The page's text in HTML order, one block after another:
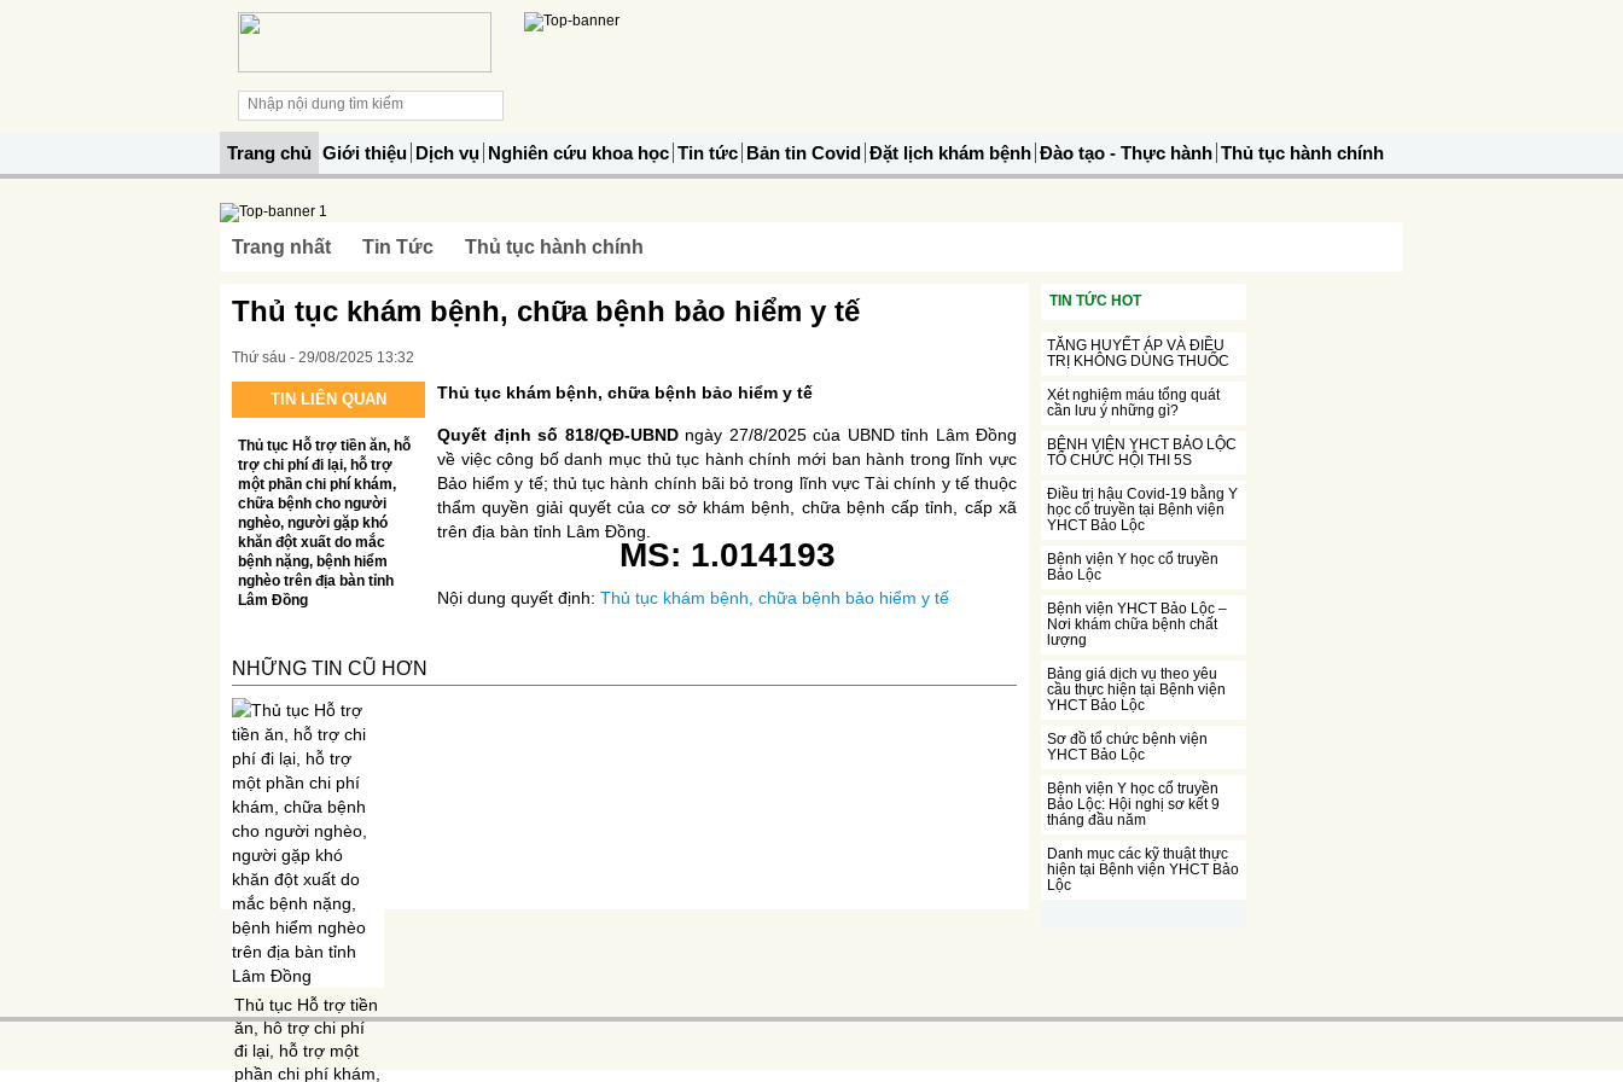
Trang chủ Giới thiệu Dịch vụ Nghiên cứu khoa học Tin tức Bản tin Covid Đặt lịch khám bệnh Đào tạo - Thực hành Thủ tục hành chính
Trang nhất Tin Tức Thủ tục hành chính
Thủ tục khám bệnh, chữa bệnh bảo hiểm y tế
Thứ sáu - 29/08/2025 13:32
TIN LIÊN QUAN
Thủ tục Hỗ trợ tiền ăn, hỗ
trợ chi phí đi lại, hỗ trợ
một phần chi phí khám,
chữa bệnh cho người
nghèo, người gặp khó
khăn đột xuất do mắc
bệnh nặng, bệnh hiểm
nghèo trên địa bàn tỉnh
Lâm Đồng
Thủ tục khám bệnh, chữa bệnh bảo hiểm y tế
Quyết định số 818/QĐ-UBNDngày 27/8/2025 của UBND tỉnh Lâm Đồng
về việc công bố danh mục thủ tục hành chính mới ban hành trong lĩnh vực
Bảo hiểm y tế; thủ tục hành chính bãi bỏ trong lĩnh vực Tài chính y tế thuộc
thẩm quyền giải quyết của cơ sở khám bệnh, chữa bệnh cấp tỉnh, cấp xã
trên địa bàn tỉnh Lâm Đồng.
MS: 1.014193
Nội dung quyết định: Thủ tục khám bệnh, chữa bệnh bảo hiểm y tế
NHỮNG TIN CŨ HƠN
Thủ tục Hỗ trợ tiền
ăn, hỗ trợ chi phí
đi lại, hỗ trợ một
phần chi phí khám,
TIN TỨC HOT
TĂNG HUYẾT ÁP VÀ ĐIỀU
TRỊ KHÔNG DÙNG THUỐC
Xét nghiệm máu tổng quát
cần lưu ý những gì?
BỆNH VIỆN YHCT BẢO LỘC
TỔ CHỨC HỘI THI 5S
Điều trị hậu Covid-19 bằng Y
học cổ truyền tại Bệnh viện
YHCT Bảo Lộc
Bệnh viện Y học cổ truyền
Bảo Lộc
Bệnh viện YHCT Bảo Lộc –
Nơi khám chữa bệnh chất
lượng
Bảng giá dịch vụ theo yêu
cầu thực hiện tại Bệnh viện
YHCT Bảo Lộc
Sơ đồ tổ chức bệnh viện
YHCT Bảo Lộc
Bệnh viện Y học cổ truyền
Bảo Lộc: Hội nghị sơ kết 9
tháng đầu năm
Danh mục các kỹ thuật thực
hiện tại Bệnh viện YHCT Bảo
Lộc